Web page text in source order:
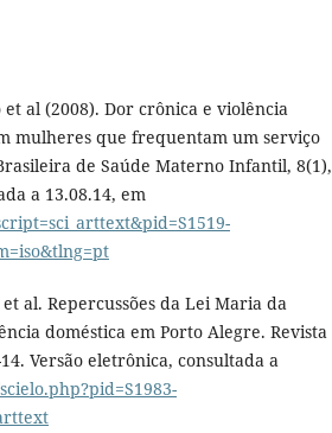
al (2008). Dor crônica e violência
mulheres que frequentam um serviço
de Saúde Materno Infantil, 8(1),
a 13.08.14, em
al. Repercussões da Lei Maria da
doméstica em Porto Alegre. Revista
Versão eletrônica, consultada a